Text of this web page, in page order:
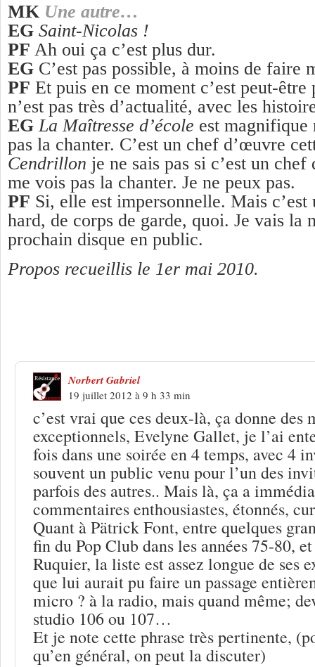
MK Une autre…
EG Saint-Nicolas !
PF Ah oui ça c’est plus dur.
EG C’est pas possible, à moins de faire
PF Et puis en ce moment c’est peut-être
n’est pas très d’actualité, avec les
EG La Maîtresse d’école est magnifique
pas la chanter. C’est un chef d’œuvre
Cendrillon je ne sais pas si c’est un
me vois pas la chanter. Je ne peux pas.
PF Si, elle est impersonnelle. Mais c’est
hard, de corps de garde, quoi. Je vais la
prochain disque en public.
Propos recueillis le 1er mai 2010.
Norbert Gabriel
19 juillet 2012 à 9 h 33 min
c’est vrai que ces deux-là, ça donne des
exceptionnels, Evelyne Gallet, je l’ai
fois dans une soirée en 4 temps, avec 4
souvent un public venu pour l’un des
parfois des autres.. Mais là, ça a
commentaires enthousiastes, étonnés,
Quant à Pätrick Font, entre quelques
fin du Pop Club dans les années 75-80,
Ruquier, la liste est assez longue de ses
que lui aurait pu faire un passage
micro ? à la radio, mais quand même;
studio 106 ou 107…
Et je note cette phrase très pertinente,
qu’en général, on peut la discuter)